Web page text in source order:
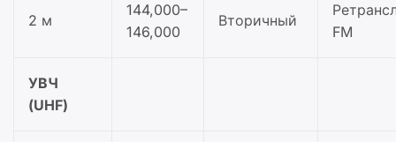
2 м
144,000–
146,000
Вторичный
FM
УВЧ
(UHF)